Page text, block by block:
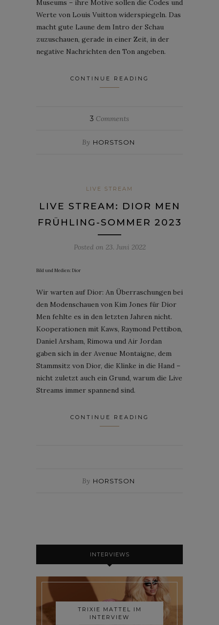
Museums – ihre Motive sollen die Codes und
Werte von Louis Vuitton widerspiegeln. Das
macht gute Laune dem Intro der Schau
zuzuschauen, gerade in einer Zeit, in der
negative Nachrichten den Ton angeben.
CONTINUE READING
3 Comments
By HORSTSON
LIVE STREAM
LIVE STREAM: DIOR MEN
FRÜHLING-SOMMER 2023
Posted on 23. Juni 2022
Bild und Medien: Dior
Wir warten auf Dior: An Überraschungen bei
den Modenschauen von Kim Jones für Dior
Men fehlte es in den letzten Jahren nicht.
Kooperationen mit Kaws, Raymond Pettibon,
Daniel Arsham, Rimowa und Air Jordan
gaben sich in der Avenue Montaigne, dem
Stammsitz von Dior, die Klinke in die Hand –
nicht zuletzt auch ein Grund, warum die Live
Streams immer spannend sind.
CONTINUE READING
By HORSTSON
INTERVIEWS
TRIXIE MATTEL IM
INTERVIEW